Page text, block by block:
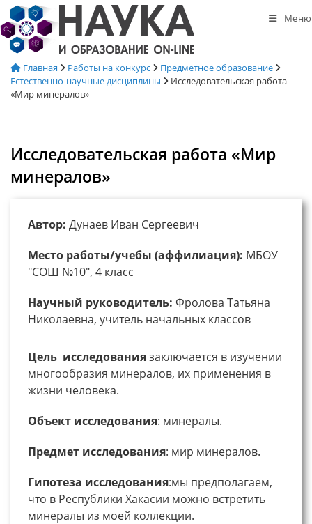
Перейти
к
содержимому
Меню
Главная Работы на конкурс
Предметное образование
Естественно-научные дисциплины
Исследовательская работа
«Мир минералов»
Исследовательская работа «Мир
минералов»
Автор: Дунаев Иван Сергеевич
Место работы/учебы (аффилиация): МБОУ
"СОШ №10", 4 класс
Научный руководитель: Фролова Татьяна
Николаевна, учитель начальных классов
Цель исследованиязаключается в изучении
многообразия минералов, их применения в
жизни человека.
Объект исследования: минералы.
Предмет исследования: мир минералов.
Гипотеза исследования:мы предполагаем,
что в Республики Хакасии можно встретить
минералы из моей коллекции.